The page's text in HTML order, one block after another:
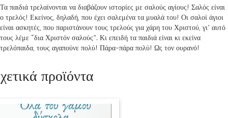
Τα παιδιά τρελαίνονται να διαβάζουν ιστορίες με σαλούς αγίους! Σαλός είναι
ο τρελός! Εκείνος, δηλαδή, που έχει σαλεμένα τα μυαλά του! Οι σαλοί άγιοι
είναι ασκητές, που παριστάνουν τους τρελούς για χάρη του Χριστού, γι’ αυτό
τους λέμε “δια Χριστόν σαλούς”. Κι επειδή τα παιδιά είναι κι εκείνα
τρελόπαιδα, τους αγαπούνε πολύ! Πάρα-πάρα πολύ! Ως τον ουρανό!
προϊόντα